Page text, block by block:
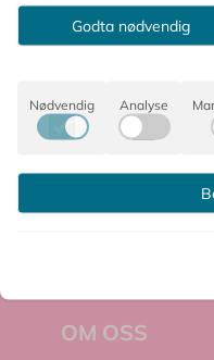
Velkommen til
univers fylt med
OM OSS
Godta nødvendig
Nødvendig Analyse